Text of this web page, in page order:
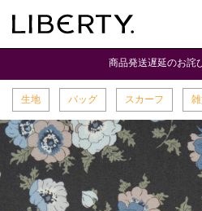
商品発送遅延のお詫
生地 バッグ スカーフ